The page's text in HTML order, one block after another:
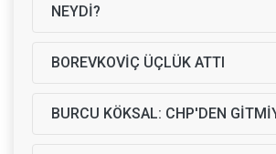
NEYDİ?
BOREVKOVİÇ ÜÇLÜK ATTI
BURCU KÖKSAL: CHP'DEN